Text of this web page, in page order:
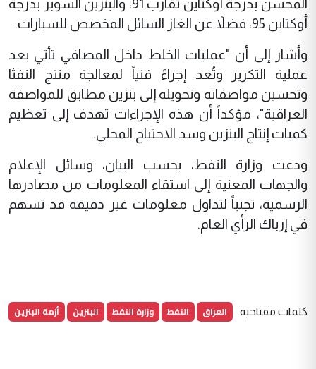
المحسن بدرجة أوكتاين تقارب 91، والبنزين السوبر بدرجة
أوكتاين 95، فضلاً عن الغاز السائل المخصص للسيارات.
وأشار إلى أن "عمليات الخلط داخل المصافي تأتي بعد
عملية التكرير وتُعد إجراءً فنياً لمعالجة منتج النفثا
وتحسين مواصفاته وتحويله إلى بنزين مطابق للمواصفة
العراقية"، مؤكداً أن هذه الإجراءات تهدف إلى تعظيم
كميات إنتاج البنزين وسد الاحتياج المحلي.
ودعت وزارة النفط، بحسب البيان، وسائل الإعلام
والجهات المعنية إلى استقاء المعلومات من مصادرها
الرسمية، تجنباً لتداول معلومات غير دقيقة قد تسهم
في إرباك الرأي العام.
كلمات مفتاحية العراق النفط وزارة النفط البنزين أزمة البنزين